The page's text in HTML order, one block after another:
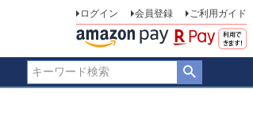
ログイン 会員登録 ご利用ガイド